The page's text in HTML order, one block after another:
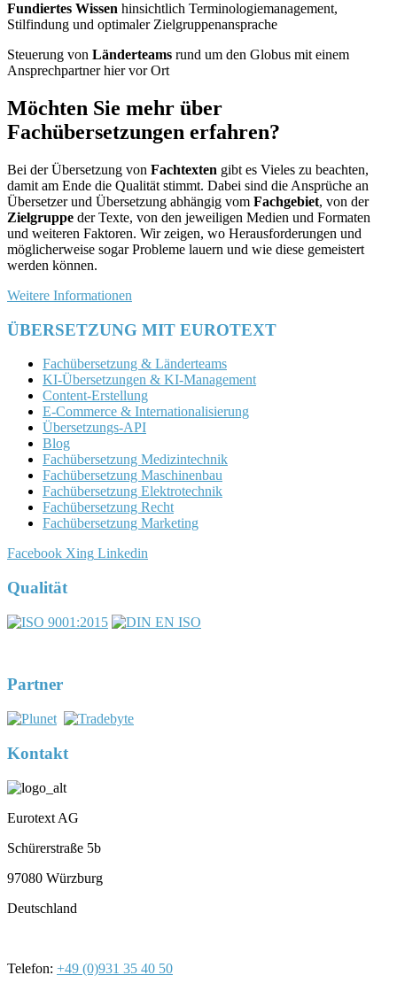
Fundiertes Wissen hinsichtlich Terminologiemanagement,
Stilfindung und optimaler Zielgruppenansprache
Steuerung von Länderteams rund um den Globus mit einem
Ansprechpartner hier vor Ort
Möchten Sie mehr über
Fachübersetzungen erfahren?
Bei der Übersetzung von Fachtexten gibt es Vieles zu beachten,
damit am Ende die Qualität stimmt. Dabei sind die Ansprüche an
Übersetzer und Übersetzung abhängig vom Fachgebiet, von der
Zielgruppe der Texte, von den jeweiligen Medien und Formaten
und weiteren Faktoren. Wir zeigen, wo Herausforderungen und
möglicherweise sogar Probleme lauern und wie diese gemeistert
werden können.
Weitere Informationen
ÜBERSETZUNG MIT EUROTEXT
Fachübersetzung & Länderteams
KI-Übersetzungen & KI-Management
Content-Erstellung
E-Commerce & Internationalisierung
Übersetzungs-API
Blog
Fachübersetzung Medizintechnik
Fachübersetzung Maschinenbau
Fachübersetzung Elektrotechnik
Fachübersetzung Recht
Fachübersetzung Marketing
Facebook Xing Linkedin
Qualität
Partner
Kontakt
Eurotext AG
Schürerstraße 5b
97080 Würzburg
Deutschland
Telefon: +49 (0)931 35 40 50